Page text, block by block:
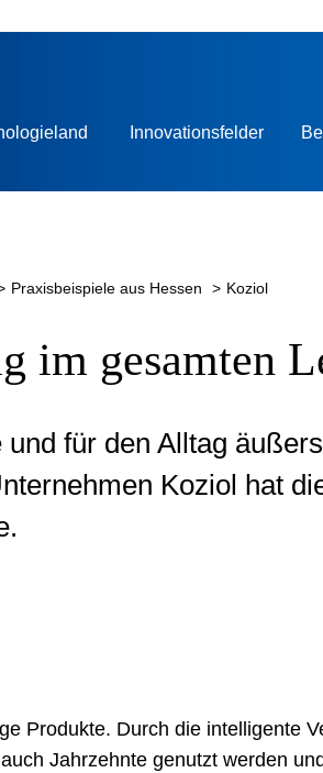
Innovationsfelder
Praxisbeispiele aus Hessen Koziol
im gesamten
für den Alltag
Koziol hat
Produkte. Durch die intelligente
Jahrzehnte genutzt werden